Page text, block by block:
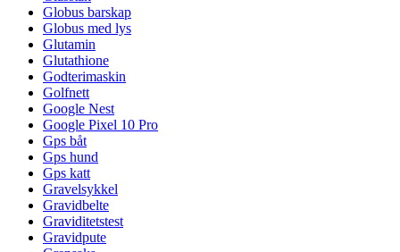
Globus barskap
Globus med lys
Glutamin
Glutathione
Godterimaskin
Golfnett
Google Nest
Google Pixel 10 Pro
Gps båt
Gps hund
Gps katt
Gravelsykkel
Gravidbelte
Graviditetstest
Gravidpute